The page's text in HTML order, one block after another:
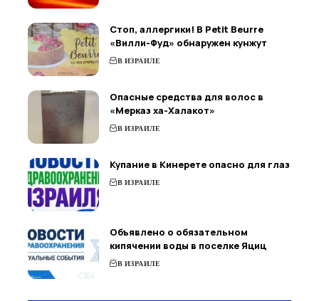
Стоп, аллергики! В Petit Beurre
«Вилли-Фуд» обнаружен кунжут
В ИЗРАИЛЕ
Опасные средства для волос в
«Мерказ ха-Халакот»
В ИЗРАИЛЕ
Купание в Кинерете опасно для глаз
В ИЗРАИЛЕ
Объявлено о обязательном
кипячении воды в поселке Яциц
В ИЗРАИЛЕ